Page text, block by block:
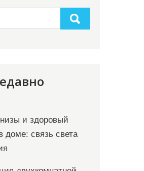
и здоровый
доме: связь света